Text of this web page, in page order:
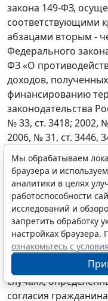
закона 149-ФЗ,
соответствующими
абзацами вторым -
Федерального
ФЗ «О
доходов,
финансированию
законодательства
№ 33, ст. 3418; 2002,
2006, № 31, ст. 3446,
ст. 6036; 2009, № 23,
ст. 4166; 2011, № 27,
ст. 3207; № 44, ст.
ст. 2311, 2315; № 23,
ст. 37; № 18, ст.
4001; 2016, № 1, ст.
ст. 4196; № 28, ст.
ст. 66, № 17, ст. 2418,
государственными
случаях,
согласия
Мы обрабатываем
браузера и
аналитики в целях
работоспособности
исследований и
запретить обработку
настройках браузера.
ознакомьтесь с